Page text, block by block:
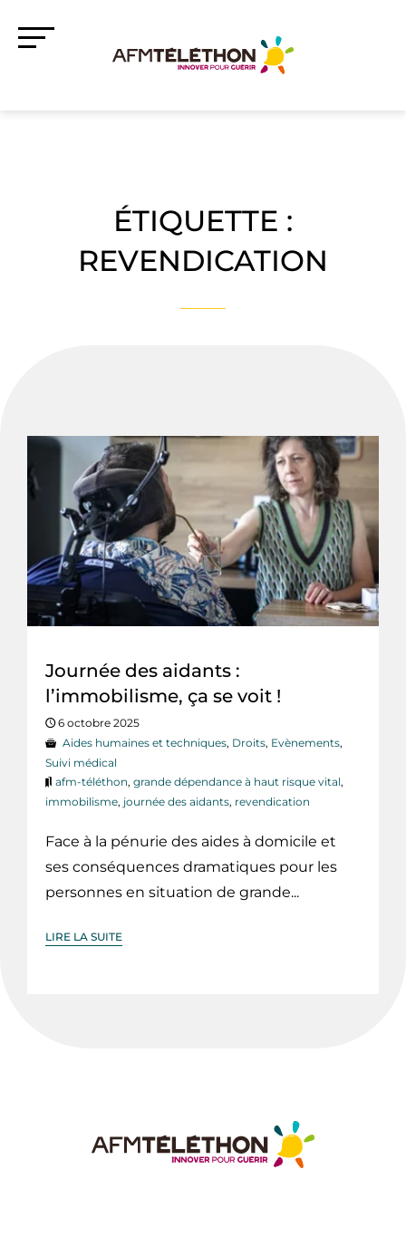
ÉTIQUETTE :
REVENDICATION
Journée des aidants :
l’immobilisme, ça se voit !
6 octobre 2025
Aides humaines et techniques, Droits, Evènements,
Suivi médical
afm-téléthon, grande dépendance à haut risque vital,
immobilisme, journée des aidants, revendication
Face à la pénurie des aides à domicile et
ses conséquences dramatiques pour les
personnes en situation de grande...
LIRE LA SUITE